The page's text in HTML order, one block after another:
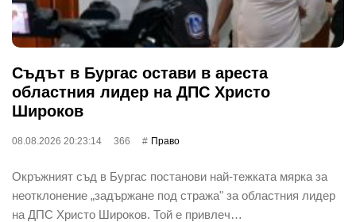
Съдът в Бургас остави в ареста
областния лидер на ДПС Христо
Широков
08.08.2026 20:23:14 366 Право
Окръжният съд в Бургас постанови най-тежката мярка за
неотклонение „задържане под стража" за областния лидер
на ДПС Христо Широков. Той е привлеч…